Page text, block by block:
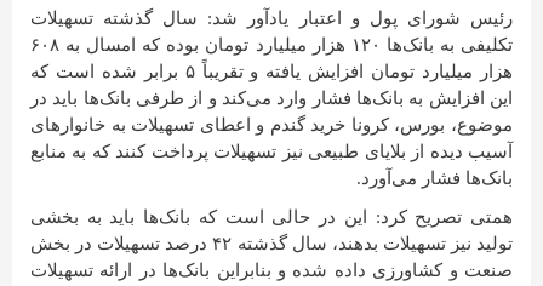
رئیس شورای پول و اعتبار یادآور شد: سال گذشته تسهیلات
تکلیفی به بانک‌ها ۱۲۰ هزار میلیارد تومان بوده که امسال به ۶۰۸
هزار میلیارد تومان افزایش یافته و تقریباً ۵ برابر شده است که
این افزایش به بانک‌ها فشار وارد می‌کند و از طرفی بانک‌ها باید در
موضوع، بورس، کرونا خرید گندم و اعطای تسهیلات به خانوارهای
آسیب دیده از بلایای طبیعی نیز تسهیلات پرداخت کنند که به منابع
بانک‌ها فشار می‌آورد.
همتی تصریح کرد: این در حالی است که بانک‌ها باید به بخشی
تولید نیز تسهیلات بدهند، سال گذشته ۴۲ درصد تسهیلات در بخش
صنعت و کشاورزی داده شده و بنابراین بانک‌ها در ارائه تسهیلات